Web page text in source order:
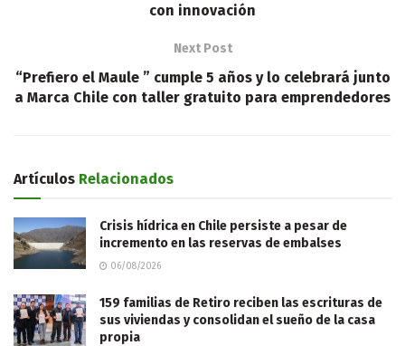
con innovación
Next Post
“Prefiero el Maule ” cumple 5 años y lo celebrará junto
a Marca Chile con taller gratuito para emprendedores
Artículos Relacionados
Crisis hídrica en Chile persiste a pesar de
incremento en las reservas de embalses
06/08/2026
159 familias de Retiro reciben las escrituras de
sus viviendas y consolidan el sueño de la casa
propia